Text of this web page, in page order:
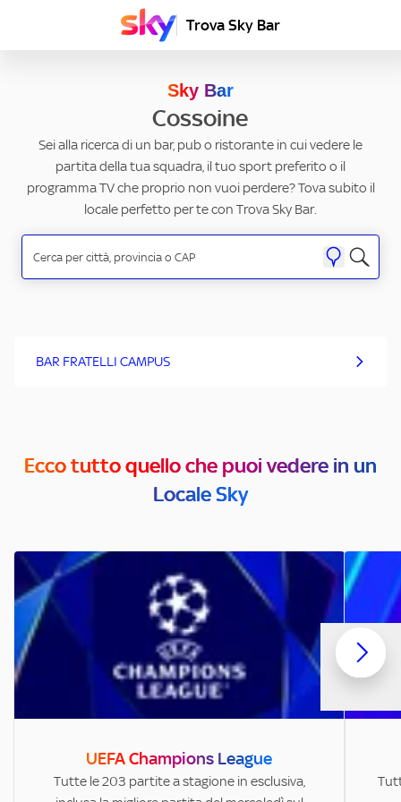
Trova Sky Bar
Sky Bar
Cossoine
Sei alla ricerca di un bar, pub o ristorante in cui vedere le
partita della tua squadra, il tuo sport preferito o il
programma TV che proprio non vuoi perdere? Tova subito il
locale perfetto per te con Trova Sky Bar.
BAR FRATELLI CAMPUS
Ecco tutto quello che puoi vedere in un
Locale Sky
UEFA Champions League
Tutte le 203 partite a stagione in esclusiva,